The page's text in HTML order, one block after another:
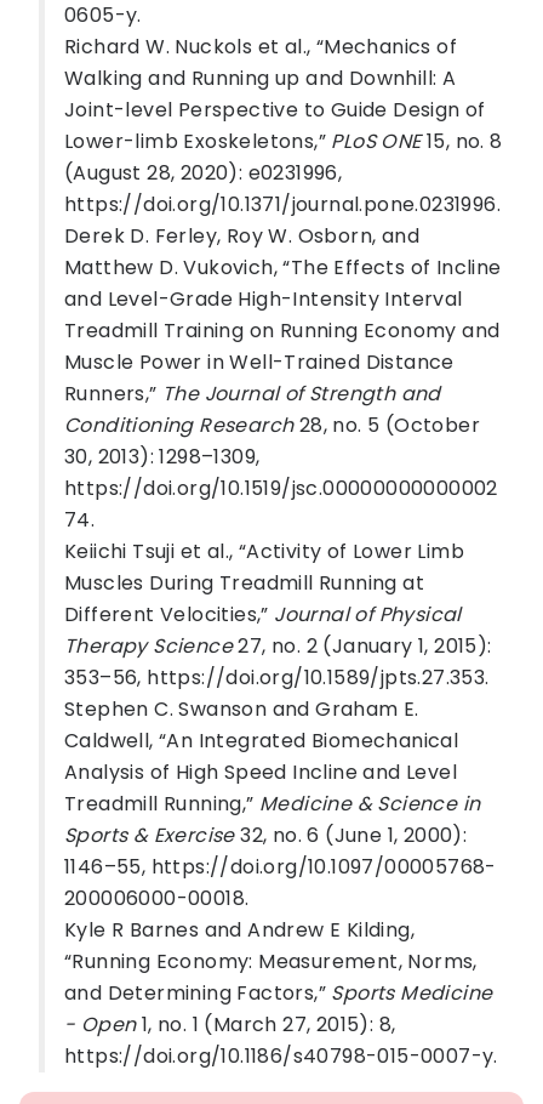
0605-y.
Richard W. Nuckols et al., “Mechanics of
Walking and Running up and Downhill: A
Joint-level Perspective to Guide Design of
Lower-limb Exoskeletons,” PLoS ONE15, no. 8
(August 28, 2020): e0231996,
https://doi.org/10.1371/journal.pone.0231996.
Derek D. Ferley, Roy W. Osborn, and
Matthew D. Vukovich, “The Effects of Incline
and Level-Grade High-Intensity Interval
Treadmill Training on Running Economy and
Muscle Power in Well-Trained Distance
Runners,” The Journal of Strength and
Conditioning Research28, no. 5 (October
30, 2013): 1298–1309,
https://doi.org/10.1519/jsc.00000000000002
74.
Keiichi Tsuji et al., “Activity of Lower Limb
Muscles During Treadmill Running at
Different Velocities,” Journal of Physical
Therapy Science27, no. 2 (January 1, 2015):
353–56, https://doi.org/10.1589/jpts.27.353.
Stephen C. Swanson and Graham E.
Caldwell, “An Integrated Biomechanical
Analysis of High Speed Incline and Level
Treadmill Running,” Medicine & Science in
Sports & Exercise32, no. 6 (June 1, 2000):
1146–55, https://doi.org/10.1097/00005768-
200006000-00018.
Kyle R Barnes and Andrew E Kilding,
“Running Economy: Measurement, Norms,
and Determining Factors,” Sports Medicine
- Open1, no. 1 (March 27, 2015): 8,
https://doi.org/10.1186/s40798-015-0007-y.